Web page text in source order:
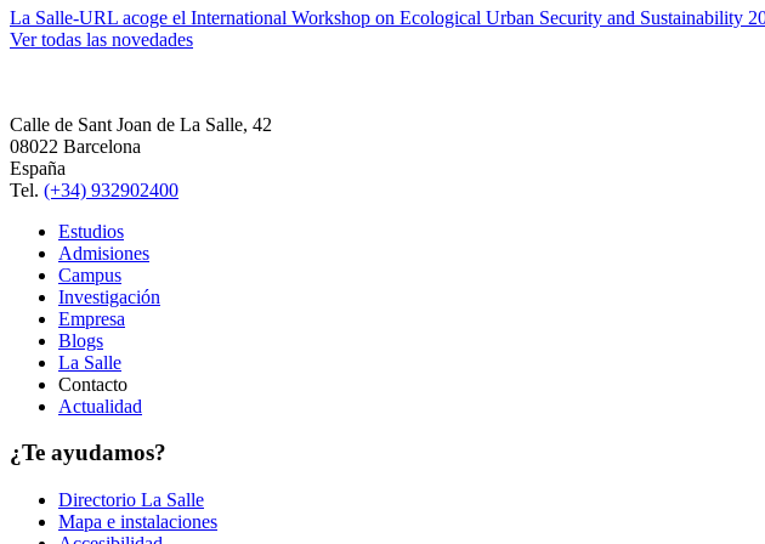
La Salle-URL acoge el International Workshop on Ecological Urban Security and Sustainability
Ver todas las novedades
Calle de Sant Joan de La Salle, 42
08022 Barcelona
España
Tel. (+34) 932902400
Estudios
Admisiones
Campus
Investigación
Empresa
Blogs
La Salle
Contacto
Actualidad
¿Te ayudamos?
Directorio La Salle
Mapa e instalaciones